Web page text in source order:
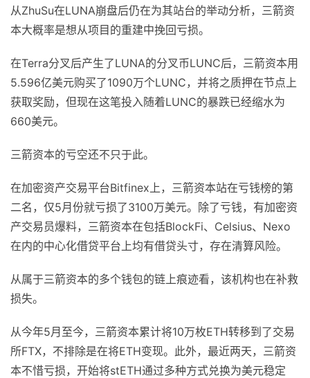
从ZhuSu在LUNA崩盘后仍在为其站台的举动分析，三箭资
本大概率是想从项目的重建中挽回亏损。
在Terra分叉后产生了LUNA的分叉币LUNC后，三箭资本用
5.596亿美元购买了1090万个LUNC，并将之质押在节点上
获取奖励，但现在这笔投入随着LUNC的暴跌已经缩水为
660美元。
三箭资本的亏空还不只于此。
在加密资产交易平台Bitfinex上，三箭资本站在亏钱榜的第
二名，仅5月份就亏损了3100万美元。除了亏钱，有加密资
产交易员爆料，三箭资本在包括BlockFi、Celsius、Nexo
在内的中心化借贷平台上均有借贷头寸，存在清算风险。
从属于三箭资本的多个钱包的链上痕迹看，该机构也在补救
损失。
从今年5月至今，三箭资本累计将10万枚ETH转移到了交易
所FTX，不排除是在将ETH变现。此外，最近两天，三箭资
本不惜亏损，开始将stETH通过多种方式兑换为美元稳定